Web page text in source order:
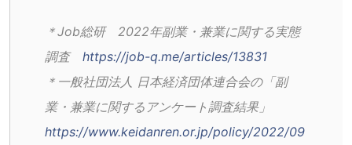
＊Job総研　2022年副業・兼業に関する実態
調査 https://job-q.me/articles/13831
＊一般社団法人 日本経済団体連合会の「副
業・兼業に関するアンケート調査結果」
https://www.keidanren.or.jp/policy/2022/09